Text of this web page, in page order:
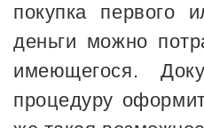
покупка первого
деньги можно
имеющегося.
процедуру